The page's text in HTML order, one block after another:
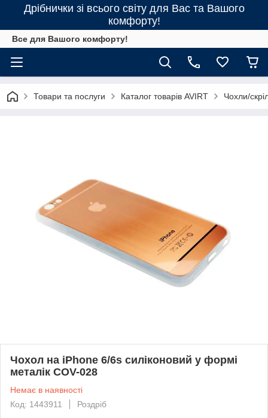
Дрібнички зі всього світу для Вас та Вашого
комфорту!
Все для Вашого комфорту!
Товари та послуги Каталог товарів AVIRT Чохли/
Чохол на iPhone 6/6s силіконовий у формі
металік COV-028
Немає в наявності
Код: 1443911
Роздріб